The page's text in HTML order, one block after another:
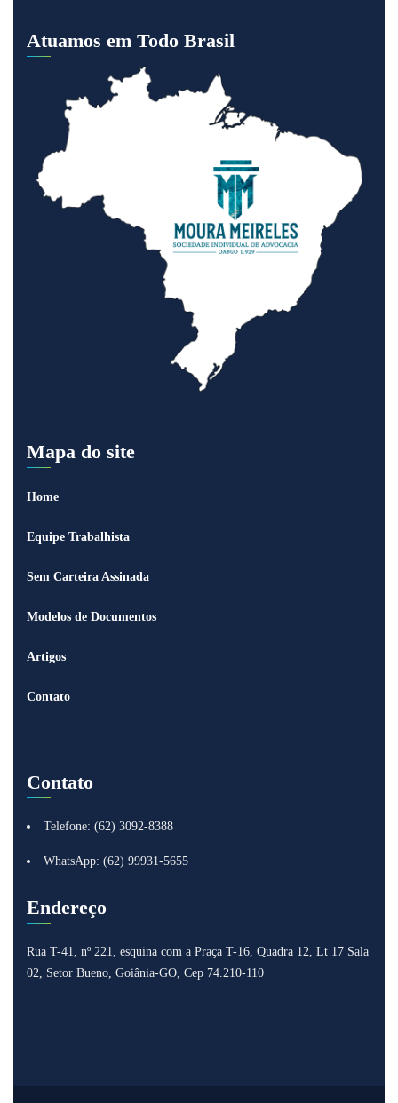
Atuamos em Todo Brasil
Mapa do site
Home
Equipe Trabalhista
Sem Carteira Assinada
Modelos de Documentos
Artigos
Contato
Contato
Telefone: (62) 3092-8388
WhatsApp: (62) 99931-5655
Endereço
Rua T-41, nº 221, esquina com a Praça T-16, Quadra 12, Lt 17 Sala
02, Setor Bueno, Goiânia-GO, Cep 74.210-110